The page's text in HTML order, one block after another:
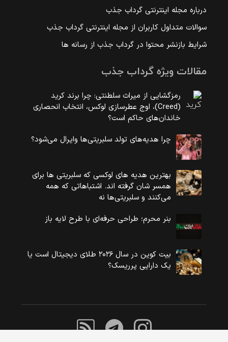
درباره مجله اینترنتی گرداب جذب
سوالات متداول کاربران از مجله اینترنتی گرداب جذب
شرایط بازنشر محتوا در گرداب جذب از رسانه ها
مقالات ویژه گرداب جذب
رمزگشایی از میراث سلطنتی: چرا برند کرید
(Creed)، اوج عطرسازی لوکس، انتخاب انحصاری
خاندان‌های حاکم است؟
چرا هدیه‌های تولد سلبریتی‌ها وایرال می‌شود؟
بهترین هدیه های لوکسی که سلبریتی ها برای
همسر شان گرفته اند. اشتباهاتی که همه
می‌کنند و سلبریتی‌ها نه
بنر محرم؛ طراحی حرفه‌ای با طرح لایه باز
بیت کوین در سال ۲۰۲۶ طلای دیجیتال است یا
یک دارایی پرریسک؟